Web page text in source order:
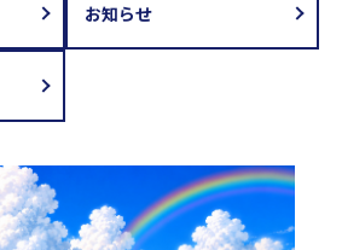
お知らせ